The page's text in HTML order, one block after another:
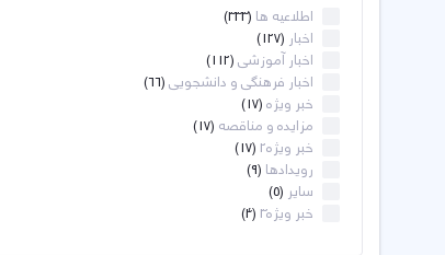
اطلاعیه ها (333)
اخبار (127)
اخبار آموزشی(112)
اخبار فرهنگی و دانشجویی(66)
خبر ویژه(17)
مزایده و مناقصه (17)
خبر ویژه2 (17)
رویدادها (9)
سایر (5)
خبر ویژه3 (4)